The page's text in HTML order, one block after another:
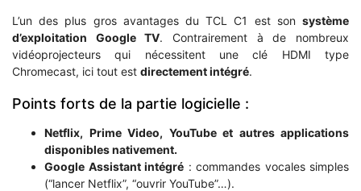
L’un des plus gros avantages du TCL C1 est son système
d’exploitation Google TV. Contrairement à de nombreux
vidéoprojecteurs qui nécessitent une clé HDMI type
Chromecast, ici tout est directement intégré.
Points forts de la partie logicielle :
Netflix, Prime Video, YouTube et autres applications
disponibles nativement.
Google Assistant intégré : commandes vocales simples
(“lancer Netflix”, “ouvrir YouTube”…).